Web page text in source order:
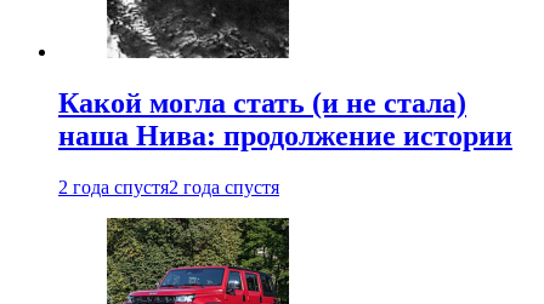
Какой могла стать (и не стала)
наша Нива: продолжение истории
2 года спустя2 года спустя